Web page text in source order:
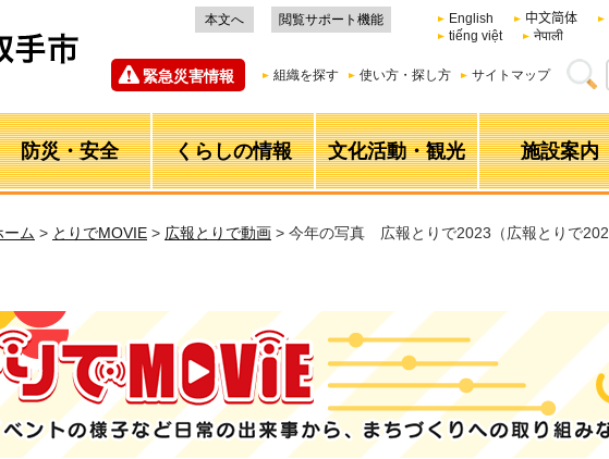
本文へ 閲覧サポート機能 English 中文简体
tiếng việt
नेपाली
緊急災害情報 組織を探す 使い方・探し方 サイトマップ
防災・安全 くらしの情報 文化活動・観光 施設案内
ーム > とりでMOVIE > 広報とりで動画 > 今年の写真 広報とりで2023（広報とりで
内イベントの様子など日常の出来事から、まちづくりへの取り組みなどを動画で配信！